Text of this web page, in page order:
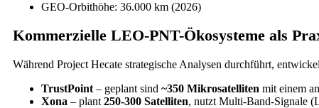
GEO-Orbithöhe: 36.000 km (2026)
Kommerzielle LEO-PNT-Ökosysteme als
Während Project Hecate strategische Analysen durchführt,
TrustPoint – geplant sind ~350 Mikrosatelliten mit einem
Xona – plant 250-300 Satelliten, nutzt Multi-Band-Signale